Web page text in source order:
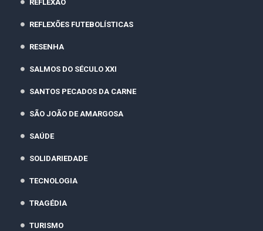
REFLEXÃO
REFLEXÕES FUTEBOLÍSTICAS
RESENHA
SALMOS DO SÉCULO XXI
SANTOS PECADOS DA CARNE
SÃO JOÃO DE AMARGOSA
SAÚDE
SOLIDARIEDADE
TECNOLOGIA
TRAGÉDIA
TURISMO